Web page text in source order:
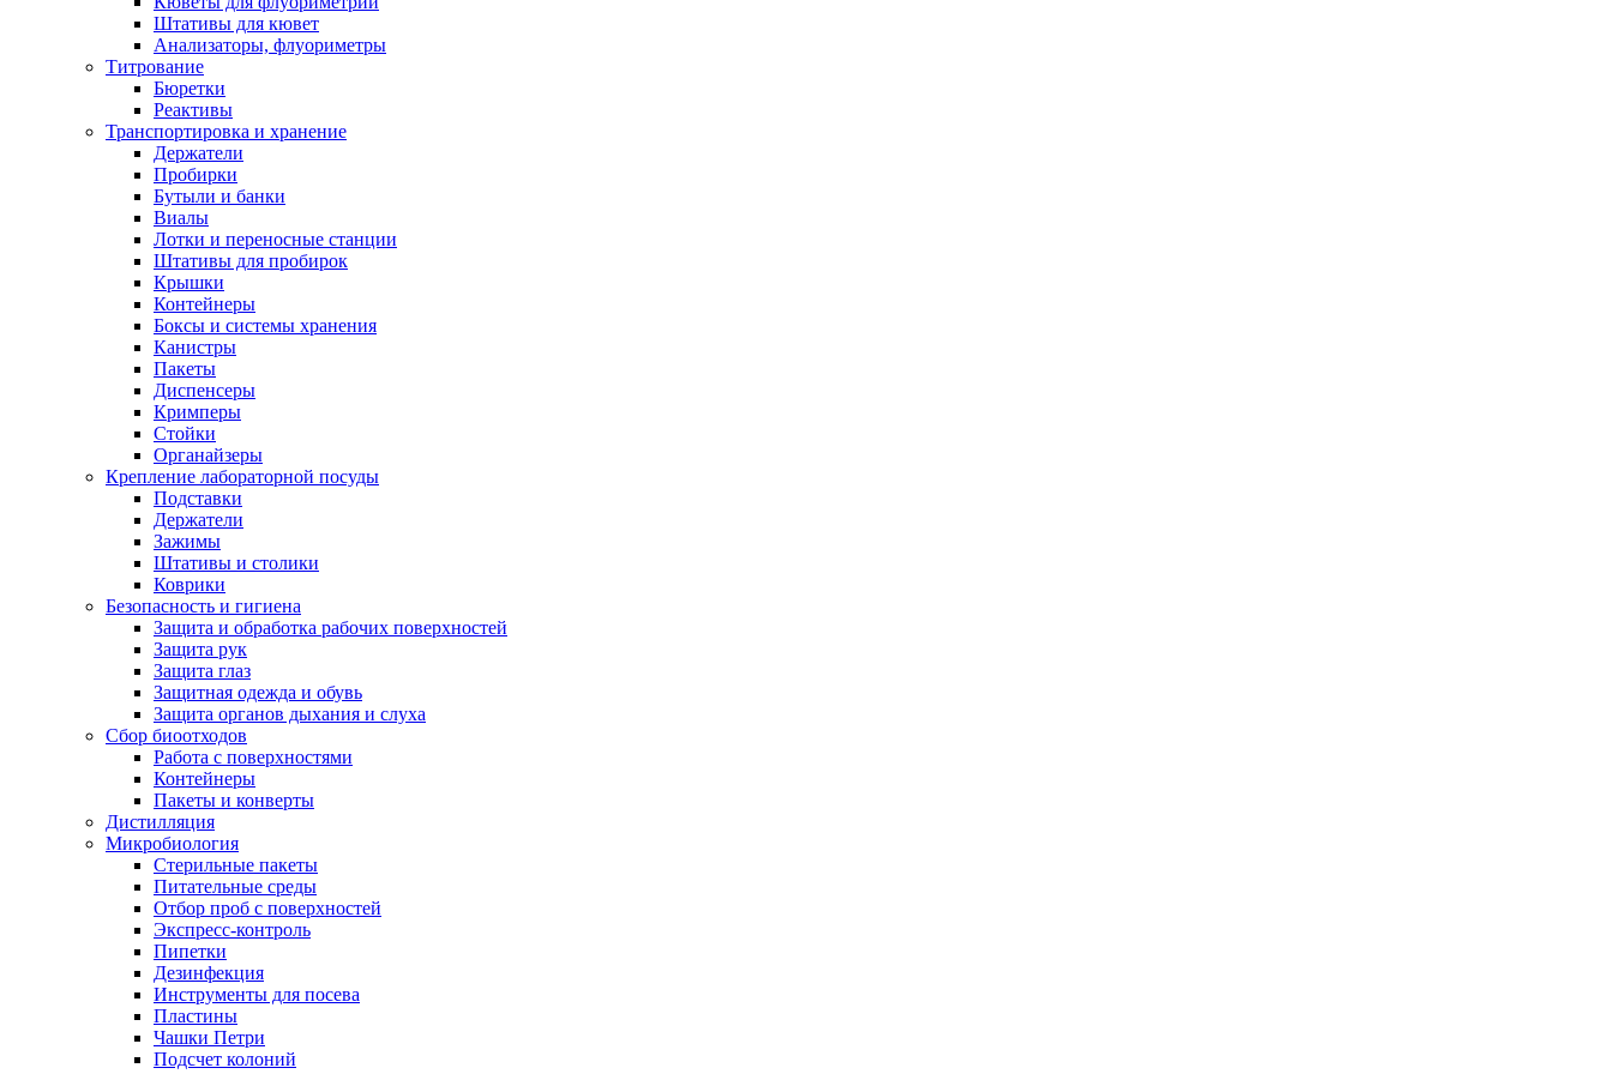
Штативы для кювет
Анализаторы, флуориметры
Титрование
Бюретки
Реактивы
Транспортировка и хранение
Держатели
Пробирки
Бутыли и банки
Виалы
Лотки и переносные станции
Штативы для пробирок
Крышки
Контейнеры
Боксы и системы хранения
Канистры
Пакеты
Диспенсеры
Кримперы
Стойки
Органайзеры
Крепление лабораторной посуды
Подставки
Держатели
Зажимы
Штативы и столики
Коврики
Безопасность и гигиена
Защита и обработка рабочих поверхностей
Защита рук
Защита глаз
Защитная одежда и обувь
Защита органов дыхания и слуха
Сбор биоотходов
Работа с поверхностями
Контейнеры
Пакеты и конверты
Дистилляция
Микробиология
Стерильные пакеты
Питательные среды
Отбор проб с поверхностей
Экспресс-контроль
Пипетки
Дезинфекция
Инструменты для посева
Пластины
Чашки Петри
Подсчет колоний